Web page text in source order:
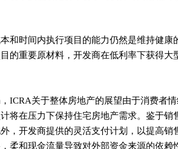
和时间内执行项目的能力仍然是维持健
的重要原材料，开发商在低利率下获得
ICRA关于整体房地产的展望由于消费者
将在压力下保持住宅房地产需求。鉴于
，开发商提供的灵活支付计划，以提高
柔和现金流量导致对外部资金来源的依